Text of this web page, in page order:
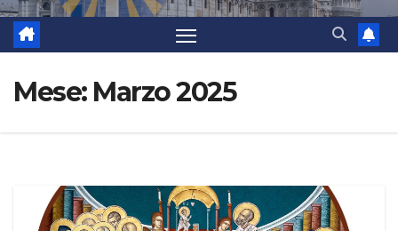
Mese: Marzo 2025